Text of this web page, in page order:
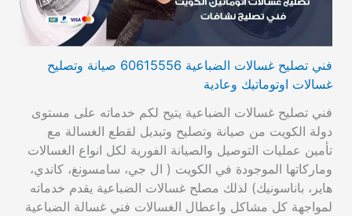
فني تصليح غسالات الضباعية 60615556 صيانة وتصليح
غسالات اوتوماتيك وعادية
فني تصليح غسالات الضباعية يتيح لكم خدماته على مستوى
دولة الكويت من صيانة وتصليح وتبديل لقطع الغسالة مع
تأمين عمليات التوصيل والصيانة الفورية لكل انواع الغسالات
وماركاتها الموجودة في الكويت ( ال جي، سامسونغ، كاندي،
هاير، باناسونيك) لذلك مصلح غسالات الضباعية يقدم خدماته
لمواجهة كل مشاكل واعطال الغسالات فني غسالة الضباعية